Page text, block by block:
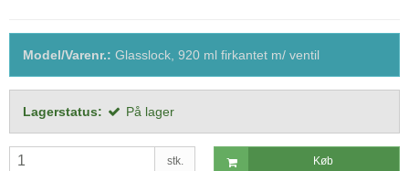
Model/Varenr.: Glasslock, 920 ml firkantet m/ ventil
Lagerstatus: På lager
stk. Køb